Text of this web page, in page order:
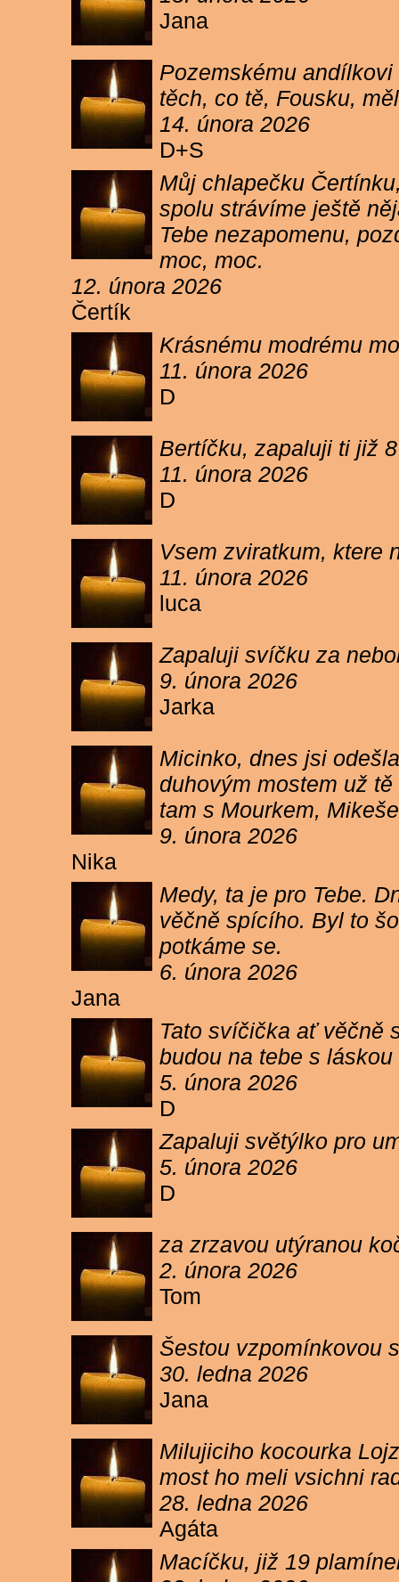
Jana
Pozemskému
těch, co tě, Fousku,
14. února 2026
D+S
Můj chlapečku
spolu strávíme ještě
Tebe nezapomenu,
moc, moc.
12. února 2026
Čertík
Krásnému modrému
11. února 2026
D
Bertíčku, zapaluji ti již
11. února 2026
D
Vsem zviratkum, ktere
11. února 2026
luca
Zapaluji svíčku za
9. února 2026
Jarka
Micinko, dnes jsi
duhovým mostem už
tam s Mourkem,
9. února 2026
Nika
Medy, ta je pro Tebe.
věčně spícího. Byl to
potkáme se.
6. února 2026
Jana
Tato svíčička ať věčně
budou na tebe s
5. února 2026
D
Zapaluji světýlko pro
5. února 2026
D
za zrzavou utýranou
2. února 2026
Tom
Šestou vzpomínkovou
30. ledna 2026
Jana
Milujiciho kocourka
most ho meli vsichni
28. ledna 2026
Agáta
Macíčku, již 19